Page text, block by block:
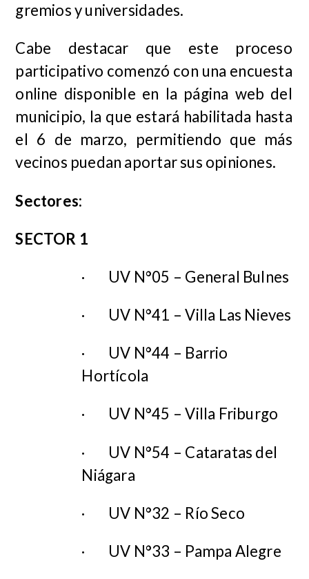
gremios y universidades.
Cabe destacar que este proceso
participativo comenzó con una encuesta
online disponible en la página web del
municipio, la que estará habilitada hasta
el 6 de marzo, permitiendo que más
vecinos puedan aportar sus opiniones.
Sectores:
SECTOR 1
· UV N°05 – General Bulnes
· UV N°41 – Villa Las Nieves
· UV N°44 – Barrio
Hortícola
· UV N°45 – Villa Friburgo
· UV N°54 – Cataratas del
Niágara
· UV N°32 – Río Seco
· UV N°33 – Pampa Alegre